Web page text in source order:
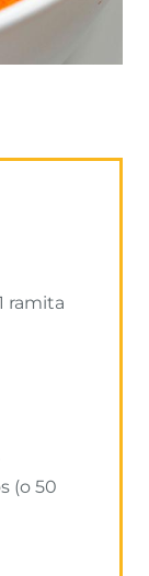
ramita
(o 50